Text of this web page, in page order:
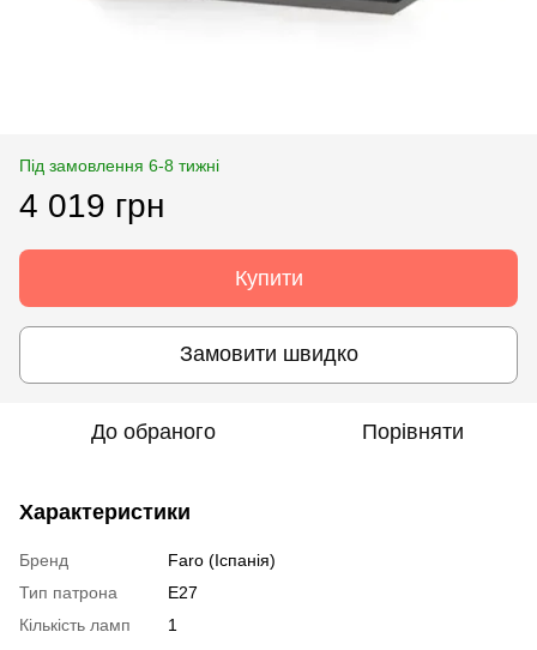
Під замовлення 6-8 тижні
4 019 грн
Купити
Замовити швидко
До обраного Порівняти
Характеристики
Бренд
Faro (Іспанія)
Тип патрона
E27
Кількість ламп
1